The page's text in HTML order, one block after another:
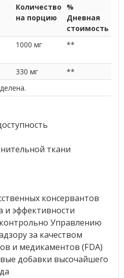
Количество
на порцию
%
Дневная
стоимость
1000 мг **
330 мг
**
ткани
консервантов
и эффективности
Управлению
за качеством
и медикаментов (FDA)
добавки высочайшего